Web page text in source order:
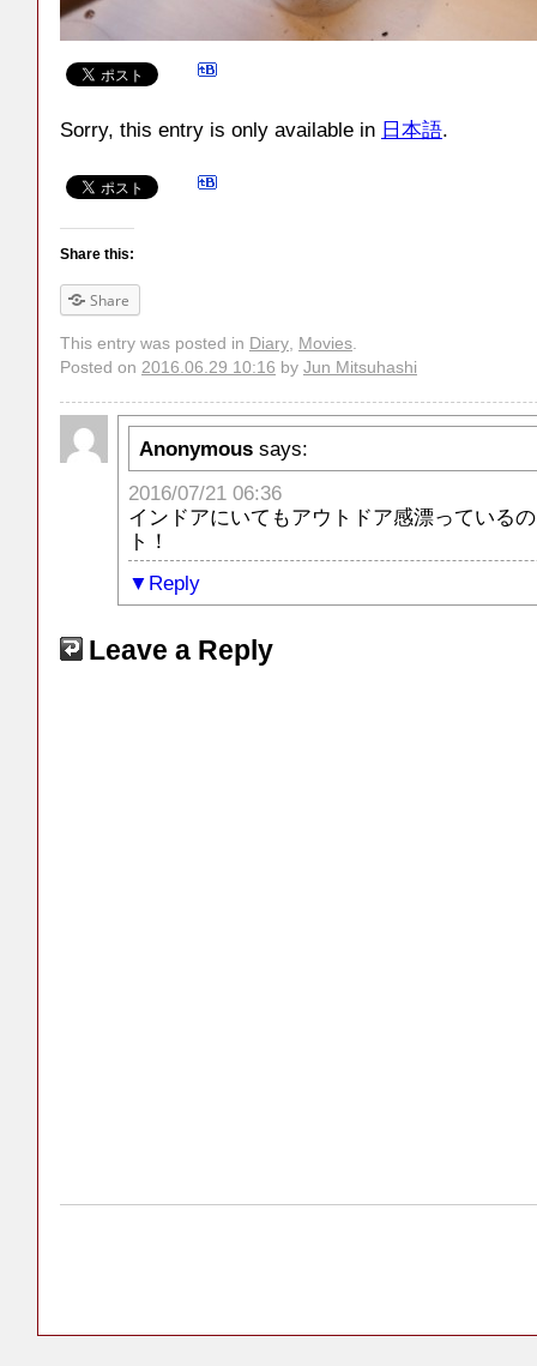
Sorry, this entry is only available in 日本語.
Share this:
Share
This entry was posted in Diary, Movies.
Posted on 2016.06.29 10:16 by Jun Mitsuhashi
Anonymous says:
2016/07/21 06:36
インドアにいてもアウトドア感漂っている
ト！
Reply
Leave a Reply